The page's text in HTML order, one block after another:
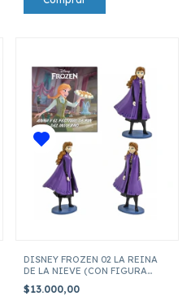
DISNEY FROZEN 02 LA REINA
DE LA NIEVE (CON FIGURA
$13.000,00